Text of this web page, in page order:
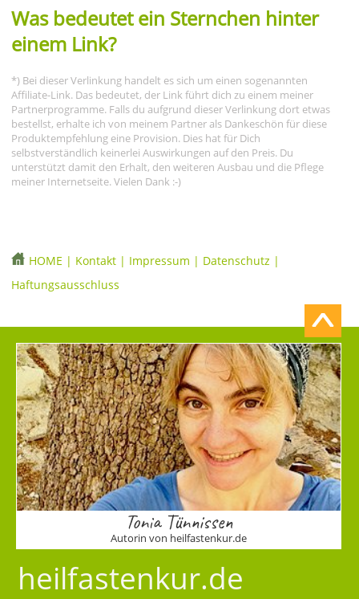
Was bedeutet ein Sternchen hinter
einem Link?
*) Bei dieser Verlinkung handelt es sich um einen sogenannten
Affiliate-Link. Das bedeutet, der Link führt dich zu einem meiner
Partnerprogramme. Falls du aufgrund dieser Verlinkung dort etwas
bestellst, erhalte ich von meinem Partner als Dankeschön für diese
Produktempfehlung eine Provision. Dies hat für Dich
selbstverständlich keinerlei Auswirkungen auf den Preis. Du
unterstützt damit den Erhalt, den weiteren Ausbau und die Pflege
meiner Internetseite. Vielen Dank :-)
HOME | Kontakt | Impressum | Datenschutz |
Haftungsausschluss
Tonia Tünnissen
Autorin von heilfastenkur.de
heilfastenkur.de